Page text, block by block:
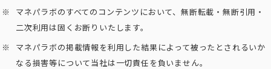
マネパラボのすべてのコンテンツにおいて、無断転載・無断引用・
二次利用は固くお断りいたします。
マネパラボの掲載情報を利用した結果によって被ったとされるいか
なる損害等について当社は一切責任を負いません。